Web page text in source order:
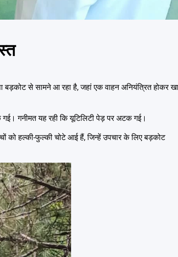
बड़कोट से सामने आ रहा है, जहां एक वाहन अनियंत्रित होकर
गनीमत यह रही कि यूटिलिटी पेड़ पर अटक गई।
को हल्की-फुल्की चोटे आई हैं, जिन्हें उपचार के लिए बड़कोट